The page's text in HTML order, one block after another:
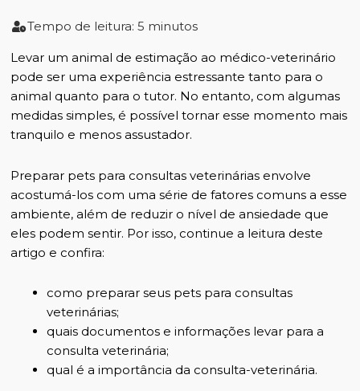
Tempo de leitura: 5 minutos
Levar um animal de estimação ao médico-veterinário
pode ser uma experiência estressante tanto para o
animal quanto para o tutor. No entanto, com algumas
medidas simples, é possível tornar esse momento mais
tranquilo e menos assustador.
Preparar pets para consultas veterinárias envolve
acostumá-los com uma série de fatores comuns a esse
ambiente, além de reduzir o nível de ansiedade que
eles podem sentir. Por isso, continue a leitura deste
artigo e confira:
como preparar seus pets para consultas
veterinárias;
quais documentos e informações levar para a
consulta veterinária;
qual é a importância da consulta-veterinária.